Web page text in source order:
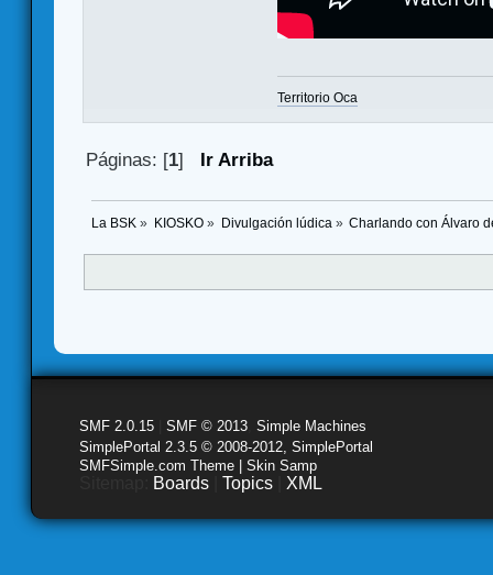
Territorio Oca
Páginas: [1] Ir Arriba
La BSK » KIOSKO» Divulgación lúdica» Charlando con Álvaro
SMF 2.0.15 SMF © 2013 Simple Machines
SimplePortal 2.3.5 © 2008-2012, SimplePortal
SMFSimple.com Theme | Skin Samp
Boards Topics XML